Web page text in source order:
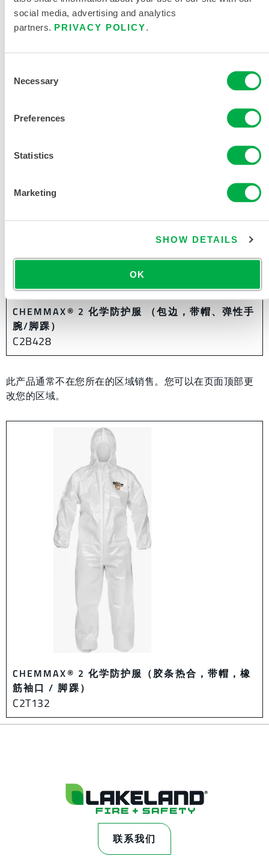
social media, advertising and analytics
partners. PRIVACY POLICY
Selection
Necessary
Preferences
Statistics
Marketing
SHOW DETAILS
OK
此产品通常不在您所在的区域销售。您可以在页面顶部更
改您的区域。
CHEMMAX® 2 化学防护服 （包边，带帽、弹性手
腕/脚踝）
C2B428
此产品通常不在您所在的区域销售。您可以在页面顶部更
改您的区域。
CHEMMAX® 2 化学防护服（胶条热合，带帽，橡
筋袖口 / 脚踝）
C2T132
联系我们